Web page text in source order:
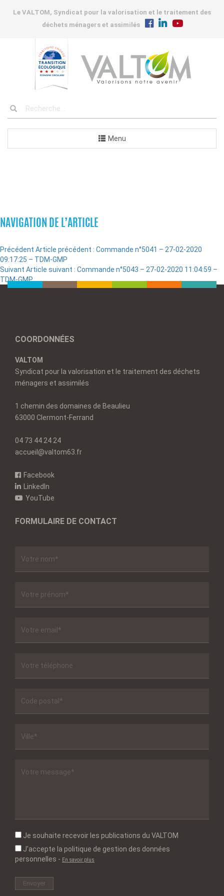
Le VALTOM, Syndicat pour la valorisation et le traitement des
déchets ménagers et assimilés
Menu
NAVIGATION DE L’ARTICLE
Précédent Article précédent : Commande n°5041 – 27-02-2020
09:17:25 – TDM-GMP
Suivant Article suivant : Commande n°5043 – 27-02-2020 11:04:59 –
TDM-GMP
COORDONNÉES
VALTOM
Syndicat pour la valorisation et le traitement des déchets
ménagers et assimilés
1 chemin des domaines de Beaulieu
63000 Clermont-Ferrand
04 73 44 24 24
accueil@valtom63.fr
Facebook
LinkedIn
YouTube
FORMULAIRE DE CONTACT
Je souhaite recevoir les publications du VALTOM
J'accepte la politique de gestion des données
personnelles - En savoir plus